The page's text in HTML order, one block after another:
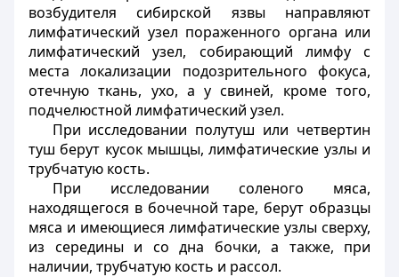
возбудителя сибирской язвы направляют
лимфатический узел пораженного органа или
лимфатический узел, собирающий лимфу с
места локализации подозрительного фокуса,
отечную ткань, ухо, а у свиней, кроме того,
подчелюстной лимфатический узел.
При исследовании полутуш или четвертин
туш берут кусок мышцы, лимфатические узлы и
трубчатую кость.
При исследовании соленого мяса,
находящегося в бочечной таре, берут образцы
мяса и имеющиеся лимфатические узлы сверху,
из середины и со дна бочки, а также, при
наличии, трубчатую кость и рассол.